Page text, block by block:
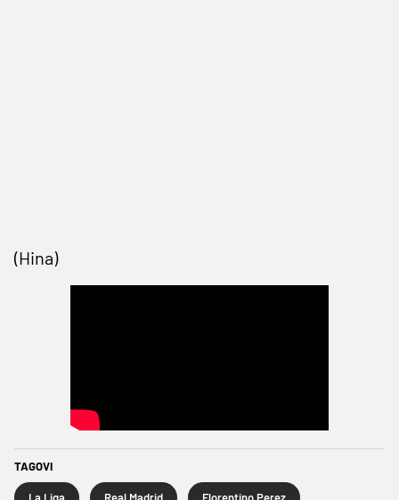
(Hina)
TAGOVI